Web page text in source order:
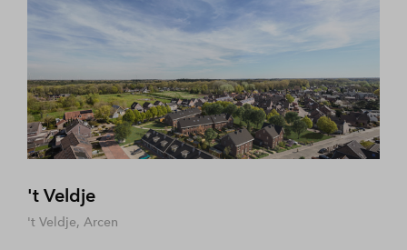
't Veldje
't Veldje, Arcen